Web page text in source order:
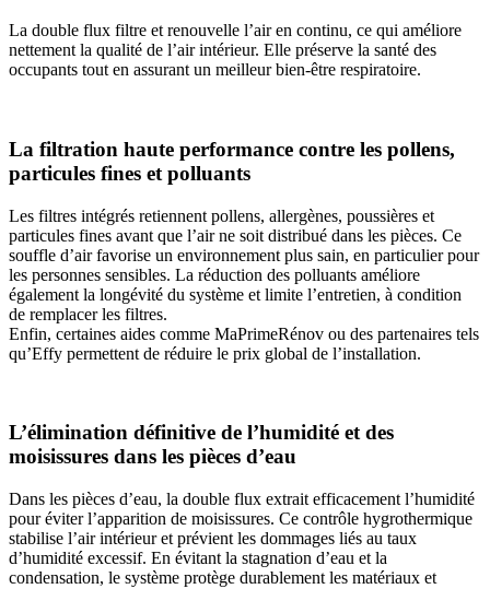
La double flux filtre et renouvelle l’air en continu, ce qui améliore
nettement la qualité de l’air intérieur. Elle préserve la santé des
occupants tout en assurant un meilleur bien-être respiratoire.
La filtration haute performance contre les pollens,
particules fines et polluants
Les filtres intégrés retiennent pollens, allergènes, poussières et
particules fines avant que l’air ne soit distribué dans les pièces. Ce
souffle d’air favorise un environnement plus sain, en particulier pour
les personnes sensibles. La réduction des polluants améliore
également la longévité du système et limite l’entretien, à condition
de remplacer les filtres.
Enfin, certaines aides comme MaPrimeRénov ou des partenaires tels
qu’Effy permettent de réduire le prix global de l’installation.
L’élimination définitive de l’humidité et des
moisissures dans les pièces d’eau
Dans les pièces d’eau, la double flux extrait efficacement l’humidité
pour éviter l’apparition de moisissures. Ce contrôle hygrothermique
stabilise l’air intérieur et prévient les dommages liés au taux
d’humidité excessif. En évitant la stagnation d’eau et la
condensation, le système protège durablement les matériaux et